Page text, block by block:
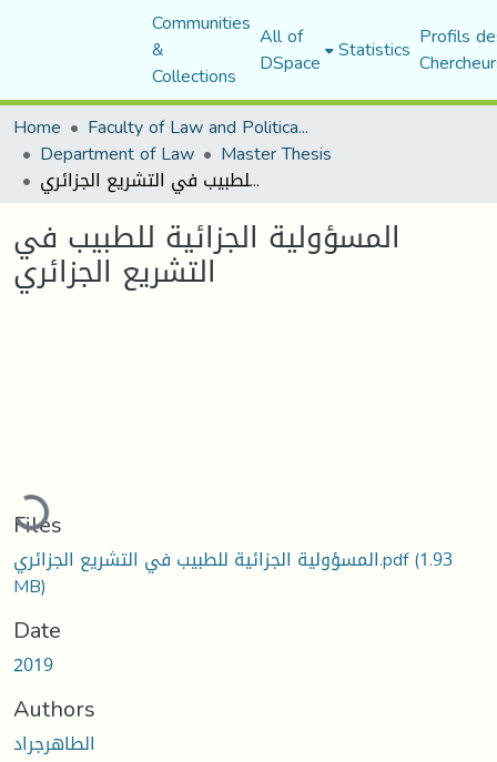
Communities
&
Collections
All of
DSpace Statistics Profils
Home
Faculty of Law and Political Science
Department of Law Master Thesis
المسؤولية الجزائية للطبيب في التشريع الجزائري
المسؤولية الجزائية للطبيب في
التشريع الجزائري
Loading...
Files
المسؤولية الجزائية للطبيب في التشريع الجزائري.pdf(1.93
MB)
Date
2019
Authors
الطاهرجراد